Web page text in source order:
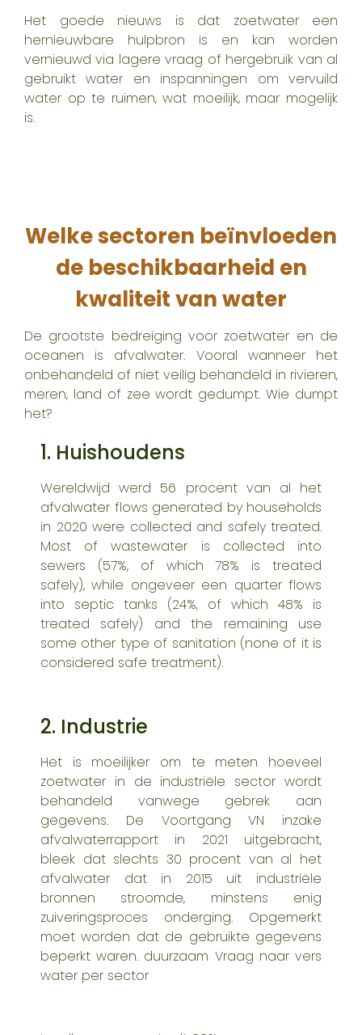
Het goede nieuws is dat zoetwater een
hernieuwbare hulpbron is en kan worden
vernieuwd via lagere vraag of hergebruik van al
gebruikt water en inspanningen om vervuild
water op te ruimen, wat moeilijk, maar mogelijk
is.
Welke sectoren beïnvloeden
de beschikbaarheid en
kwaliteit van water
De grootste bedreiging voor zoetwater en de
oceanen is afvalwater. Vooral wanneer het
onbehandeld of niet veilig behandeld in rivieren,
meren, land of zee wordt gedumpt. Wie dumpt
het?
1. Huishoudens
Wereldwijd werd 56 procent van al het
afvalwater flows generated by households
in 2020 were collected and safely treated.
Most of wastewater is collected into
sewers (57%, of which 78% is treated
safely), while ongeveer een quarter flows
into septic tanks (24%, of which 48% is
treated safely) and the remaining use
some other type of sanitation (none of it is
considered safe treatment).
2. Industrie
Het is moeilijker om te meten hoeveel
zoetwater in de industriële sector wordt
behandeld vanwege gebrek aan
gegevens. De Voortgang VN inzake
afvalwaterrapport in 2021 uitgebracht,
bleek dat slechts 30 procent van al het
afvalwater dat in 2015 uit industriële
bronnen stroomde, minstens enig
zuiveringsproces onderging. Opgemerkt
moet worden dat de gebruikte gegevens
beperkt waren. duurzaam Vraag naar vers
water per sector